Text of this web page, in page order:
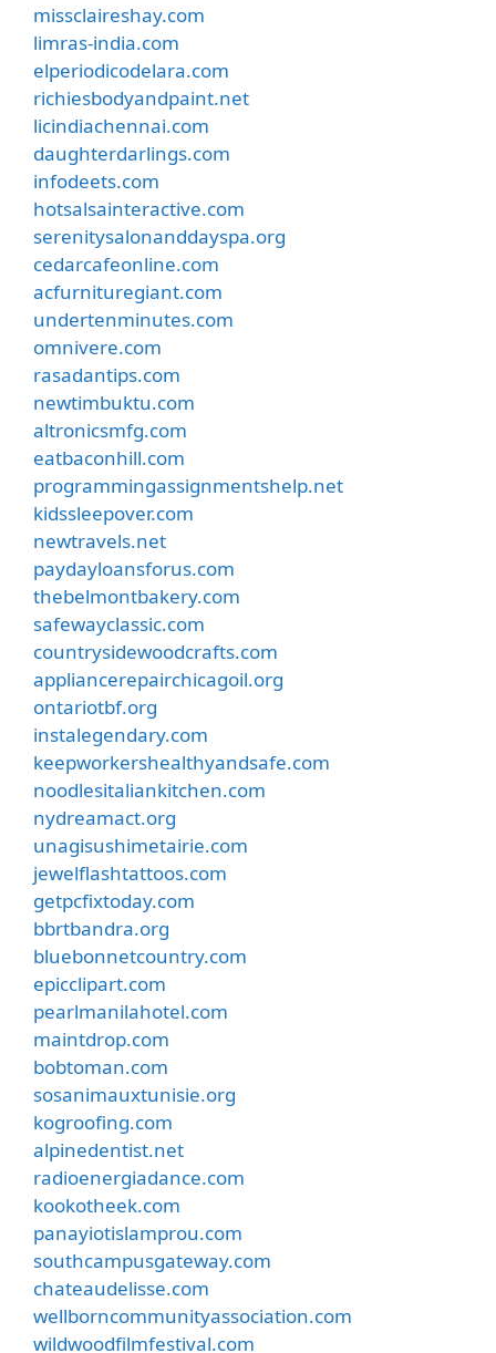
missclaireshay.com
limras-india.com
elperiodicodelara.com
richiesbodyandpaint.net
licindiachennai.com
daughterdarlings.com
infodeets.com
hotsalsainteractive.com
serenitysalonanddayspa.org
cedarcafeonline.com
acfurnituregiant.com
undertenminutes.com
omnivere.com
rasadantips.com
newtimbuktu.com
altronicsmfg.com
eatbaconhill.com
programmingassignmentshelp.net
kidssleepover.com
newtravels.net
paydayloansforus.com
thebelmontbakery.com
safewayclassic.com
countrysidewoodcrafts.com
appliancerepairchicagoil.org
ontariotbf.org
instalegendary.com
keepworkershealthyandsafe.com
noodlesitaliankitchen.com
nydreamact.org
unagisushimetairie.com
jewelflashtattoos.com
getpcfixtoday.com
bbrtbandra.org
bluebonnetcountry.com
epicclipart.com
pearlmanilahotel.com
maintdrop.com
bobtoman.com
sosanimauxtunisie.org
kogroofing.com
alpinedentist.net
radioenergiadance.com
kookotheek.com
panayiotislamprou.com
southcampusgateway.com
chateaudelisse.com
wellborncommunityassociation.com
wildwoodfilmfestival.com